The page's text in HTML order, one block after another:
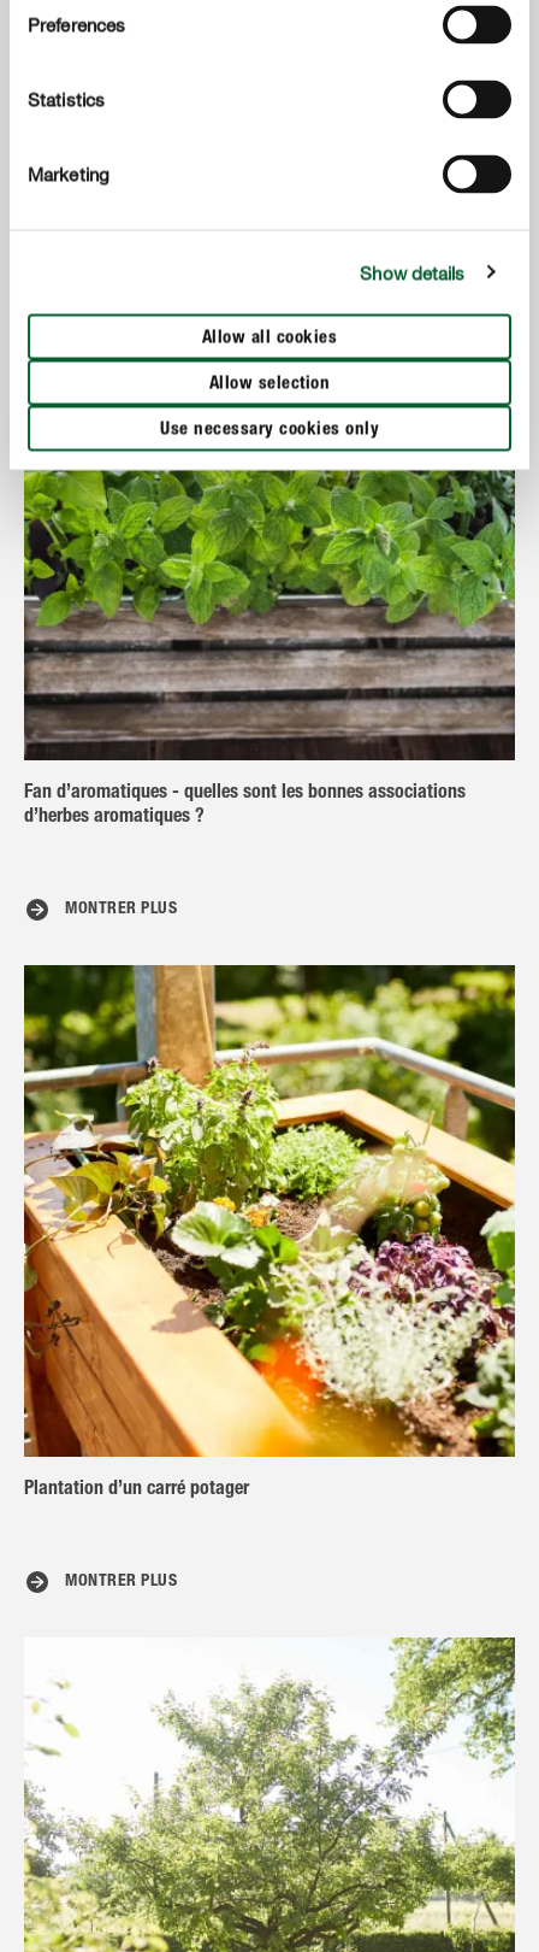
Preferences
Statistics
Marketing
Show details
Allow all cookies
Allow selection
Use necessary cookies only
Fertiliser les fraisiers - Conseils pour une récolte abondante
Fan d’aromatiques - quelles sont les bonnes associations
d’herbes aromatiques ?
MONTRER PLUS
Plantation d’un carré potager
MONTRER PLUS